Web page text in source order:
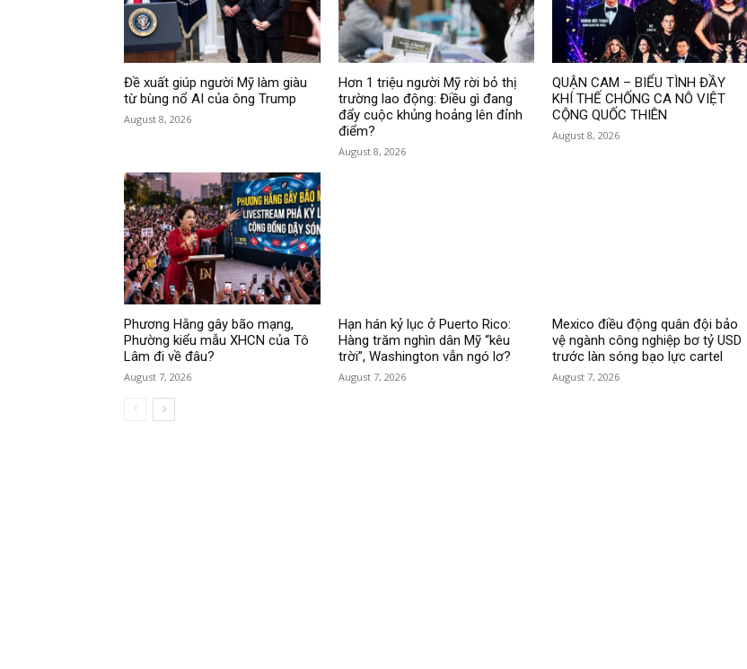
Đề xuất giúp người Mỹ làm giàu
từ bùng nổ AI của ông Trump
August 8, 2026
Hơn 1 triệu người Mỹ rời bỏ thị
trường lao động: Điều gì đang
đẩy cuộc khủng hoảng lên đỉnh
điểm?
August 8, 2026
QUẬN CAM – BIỂU TÌNH ĐẦY
KHÍ THẾ CHỐNG CA NÔ VIỆT
CỘNG QUỐC THIÊN
August 8, 2026
Phương Hằng gây bão mạng,
Phường kiểu mẫu XHCN của Tô
Lâm đi về đâu?
August 7, 2026
Hạn hán kỷ lục ở Puerto Rico:
Hàng trăm nghìn dân Mỹ “kêu
trời”, Washington vẫn ngó lơ?
August 7, 2026
Mexico điều động quân đội bảo
vệ ngành công nghiệp bơ tỷ USD
trước làn sóng bạo lực cartel
August 7, 2026